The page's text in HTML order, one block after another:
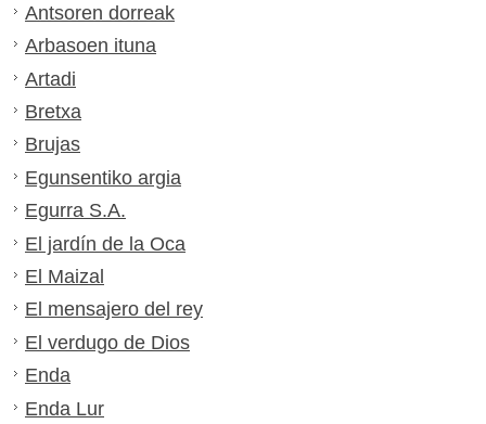
Antsoren dorreak
Arbasoen ituna
Artadi
Bretxa
Brujas
Egunsentiko argia
Egurra S.A.
El jardín de la Oca
El Maizal
El mensajero del rey
El verdugo de Dios
Enda
Enda Lur